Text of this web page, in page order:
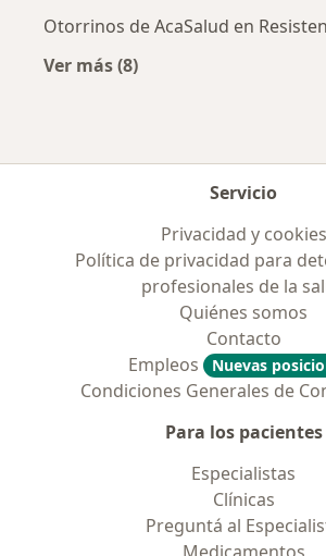
Otorrinos de AcaSalud en
Ver más (8)
Servicio
Privacidad y cookies
Política de privacidad para
profesionales de la
Quiénes somos
Contacto
Empleos
Nuevas
Condiciones Generales de
Para los pacientes
Especialistas
Clínicas
Preguntá al
Medicamentos